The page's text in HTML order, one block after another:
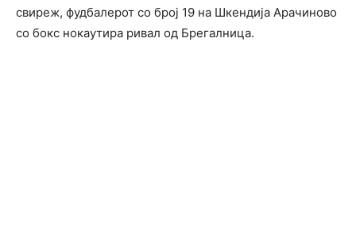
свиреж, фудбалерот со број 19 на Шкендија Арачиново
со бокс нокаутира ривал од Брегалница.